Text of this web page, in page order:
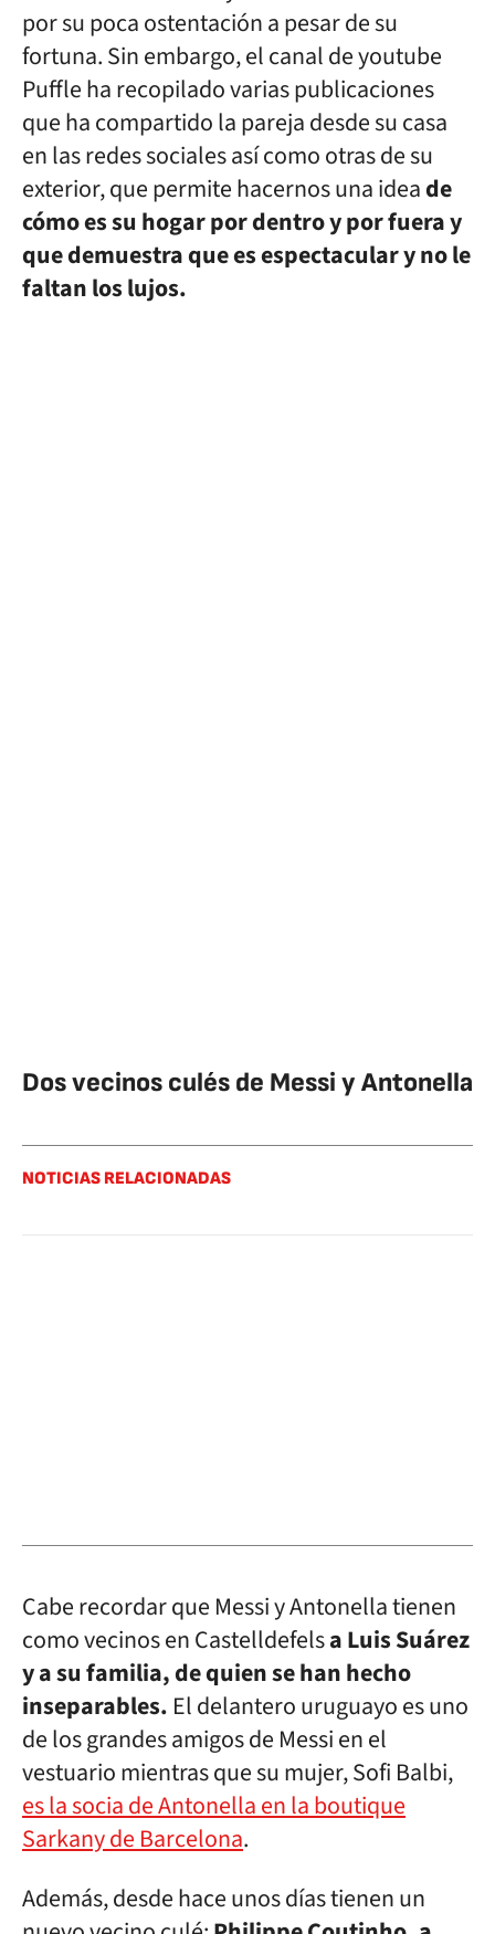
por su poca ostentación a pesar de su
fortuna. Sin embargo, el canal de youtube
Puffle ha recopilado varias publicaciones
que ha compartido la pareja desde su casa
en las redes sociales así como otras de su
exterior, que permite hacernos una ideade
cómo es su hogar por dentro y por fuera y
que demuestra que es espectacular y no le
faltan los lujos.
Dos vecinos culés de Messi y Antonella
NOTICIAS RELACIONADAS
Cabe recordar que Messi y Antonella tienen
como vecinos en Castelldefelsa Luis Suárez
y a su familia, de quien se han hecho
inseparables. El delantero uruguayo es uno
de los grandes amigos de Messi en el
vestuario mientras que su mujer, Sofi Balbi,
es la socia de Antonella en la boutique
Sarkany de Barcelona.
Además, desde hace unos días tienen un